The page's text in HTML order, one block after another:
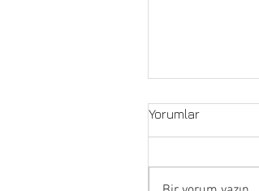
Yorumlar